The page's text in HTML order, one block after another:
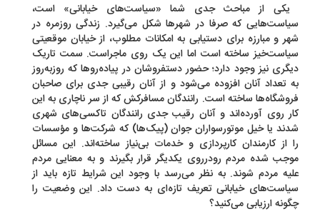
از مباحث جدی شما «سیاست‌های خیابانی» است،
که صرفا در شهرها شکل می‌گیرد. زندگی روزمره در
و مبارزه برای دستیابی به امکانات مطلوب، از خیابان موقعیتی
ساخته است اما این یک روی ماجراست. سمت تاریک
نیز وجود دارد؛ حضور دستفروشان در پیاده‌روها که روزبه‌روز
تعداد آنان افزوده می‌شود و از آنان رقیبی جدی برای صاحبان
ساخته است. رانندگان مسافرکش که از سر ناچاری به این
روی آورده‌اند و آنان رقیب جدی رانندگان تاکسی‌های شهری
یا خیل موتورسواران جوان (پیک‌ها) که شرکت‌ها و مؤسسات
از کارمندان کارپردازی و خدمات بی‌نیاز ساخته‌اند. این مسائل
شده مردم رودرروی یکدیگر قرار بگیرند و به معنایی مردم
مردم شوند. به نظر می‌رسد با وجود این شرایط تازه باید از
خیابانی تعریف تازه‌ای به دست داد. این وضعیت را
ارزیابی می‌کنید؟